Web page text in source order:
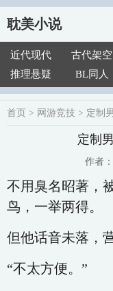
耽美小说
近代现代 古代架空
推理悬疑
BL同人
首页 > 网游竞技 > 定制
定制
作者：
不用臭名昭著，
鸟，一举两得。
但他话音未落，
“不太方便。”